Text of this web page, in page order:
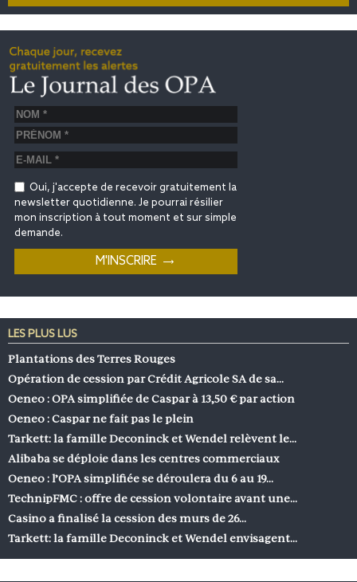
Oui, j'accepte de recevoir gratuitement la
newsletter quotidienne. Je pourrai résilier
mon inscription à tout moment et sur simple
demande.
LES PLUS LUS
Plantations des Terres Rouges
Opération de cession par Crédit Agricole SA de sa…
Oeneo : OPA simplifiée de Caspar à 13,50 € par action
Oeneo : Caspar ne fait pas le plein
Tarkett: la famille Deconinck et Wendel relèvent le…
Alibaba se déploie dans les centres commerciaux
Oeneo : l’OPA simplifiée se déroulera du 6 au 19…
TechnipFMC : offre de cession volontaire avant une…
Casino a finalisé la cession des murs de 26…
Tarkett: la famille Deconinck et Wendel envisagent…